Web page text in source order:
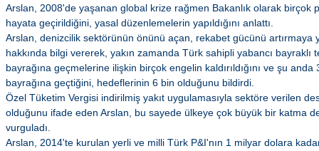
Arslan, 2008'de yaşanan global krize rağmen Bakanlık olarak birçok
hayata geçirildiğini, yasal düzenlemelerin yapıldığını anlattı.
Arslan, denizcilik sektörünün önünü açan, rekabet gücünü artırmaya
hakkında bilgi vererek, yakın zamanda Türk sahipli yabancı bayraklı
bayrağına geçmelerine ilişkin birçok engelin kaldırıldığını ve şu
bayrağına geçtiğini, hedeflerinin 6 bin olduğunu bildirdi.
Özel Tüketim Vergisi indirilmiş yakıt uygulamasıyla sektöre verilen
olduğunu ifade eden Arslan, bu sayede ülkeye çok büyük bir katma
vurguladı.
Arslan, 2014'te kurulan yerli ve milli Türk P&I'nın 1 milyar dolara